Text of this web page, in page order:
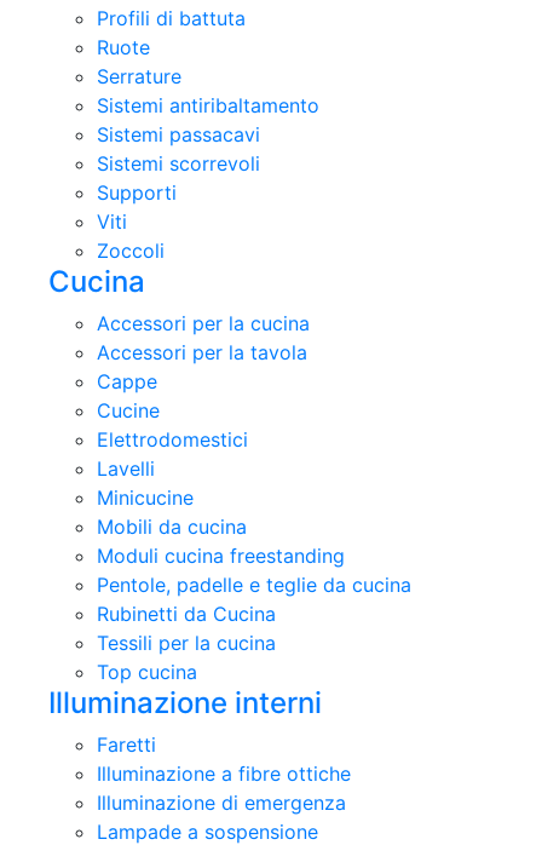
Profili di battuta
Ruote
Serrature
Sistemi antiribaltamento
Sistemi passacavi
Sistemi scorrevoli
Supporti
Viti
Zoccoli
Cucina
Accessori per la cucina
Accessori per la tavola
Cappe
Cucine
Elettrodomestici
Lavelli
Minicucine
Mobili da cucina
Moduli cucina freestanding
Pentole, padelle e teglie da cucina
Rubinetti da Cucina
Tessili per la cucina
Top cucina
Illuminazione interni
Faretti
Illuminazione a fibre ottiche
Illuminazione di emergenza
Lampade a sospensione